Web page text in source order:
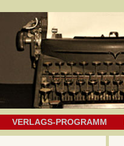
VERLAGS-PROGRAMM